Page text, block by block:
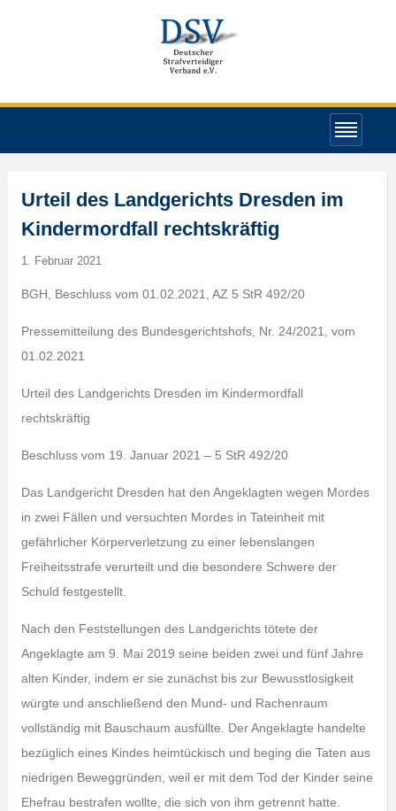
Urteil des Landgerichts Dresden im
Kindermordfall rechtskräftig
1. Februar 2021
BGH, Beschluss vom 01.02.2021, AZ 5 StR 492/20
Pressemitteilung des Bundesgerichtshofs, Nr. 24/2021, vom
01.02.2021
Urteil des Landgerichts Dresden im Kindermordfall
rechtskräftig
Beschluss vom 19. Januar 2021 – 5 StR 492/20
Das Landgericht Dresden hat den Angeklagten wegen Mordes
in zwei Fällen und versuchten Mordes in Tateinheit mit
gefährlicher Körperverletzung zu einer lebenslangen
Freiheitsstrafe verurteilt und die besondere Schwere der
Schuld festgestellt.
Nach den Feststellungen des Landgerichts tötete der
Angeklagte am 9. Mai 2019 seine beiden zwei und fünf Jahre
alten Kinder, indem er sie zunächst bis zur Bewusstlosigkeit
würgte und anschließend den Mund- und Rachenraum
vollständig mit Bauschaum ausfüllte. Der Angeklagte handelte
bezüglich eines Kindes heimtückisch und beging die Taten aus
niedrigen Beweggründen, weil er mit dem Tod der Kinder seine
Ehefrau bestrafen wollte, die sich von ihm getrennt hatte.